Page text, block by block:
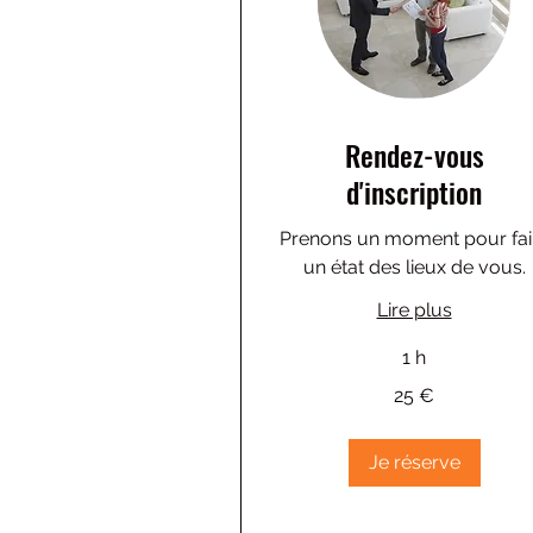
Rendez-vous
d'inscription
Prenons un moment pour
un état des lieux de vous.
Lire plus
1 h
25 €
Je réserve